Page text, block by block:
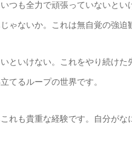
つも全力で頑張っていないと
ゃないか。これは無自覚の強迫
といけない。これをやり続け
てるループの世界です。
れも貴重な経験です。自分が